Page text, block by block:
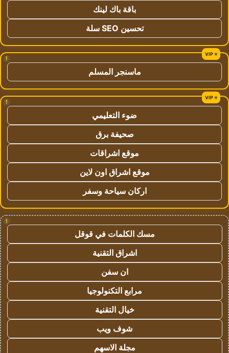
باقة باك لينك
تحسين SEO سلة
!
ماسنجر المسلم
!
ضوء التعليمي
صحيفة برق
موقع اشراقات
موقع اشراق اون لاين
اركان سياحة وسفر
!
مسك الكلمات في قوقل
اشراق التقنية
ان سفن
مرابع التكنولوجيا
خيال التقنية
شوف ويب
مجلة الاسهم